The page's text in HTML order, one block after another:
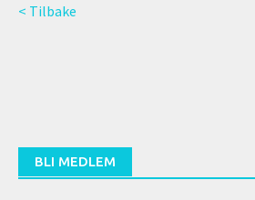
< Tilbake
BLI MEDLEM